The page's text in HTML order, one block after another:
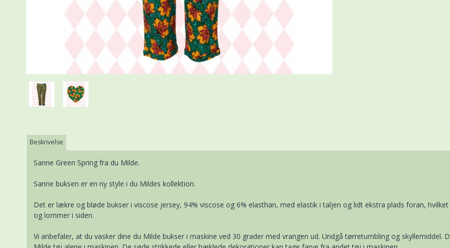
Beskrivelse
Sanne Green Spring fra du Milde.
Sanne buksen er en ny style i du Mildes kollektion.
Det er lækre og bløde bukser i viscose jersey, 94% viscose og 6% elasthan, med elastik i taljen og lidt ekstra plads foran,
og lommer i siden.
Vi anbefaler, at du vasker dine du Milde bukser i maskine ved 30 grader med vrangen ud. Undgå tørretumbling og